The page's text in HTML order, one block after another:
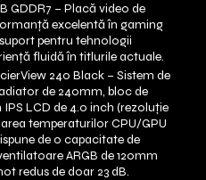
GDDR7 – Placă video de
excelentă în gaming
pentru tehnologii
fluidă în titlurile actuale.
240 Black – Sistem de
de 240mm, bloc de
LCD de 4.0 inch (rezoluție
temperaturilor CPU/GPU
de o capacitate de
ARGB de 120mm
redus de doar 23 dB.